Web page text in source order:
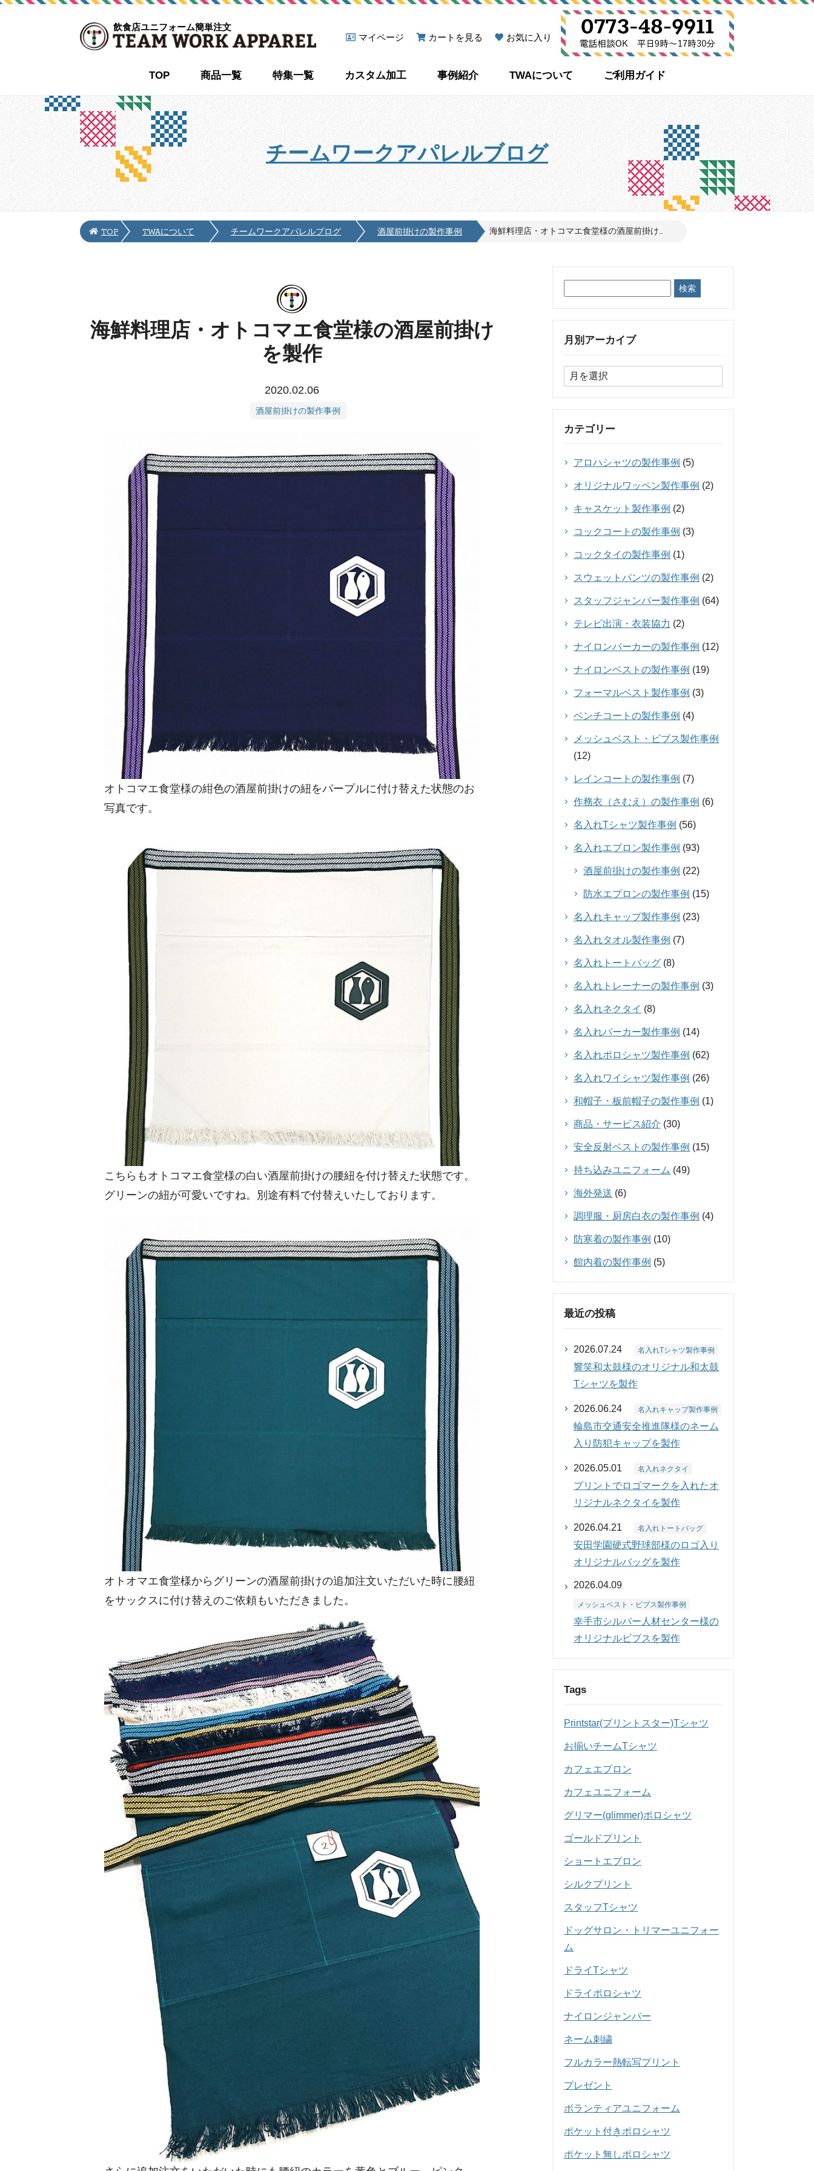
飲食店ユニフォーム簡単注文
マイページ
カートを見る お気に入り
TOP 商品一覧 特集一覧 カスタム加工 事例紹介 TWAについて ご利用ガイド
チームワークアパレルブログ
TOP TWAについて チームワークアパレルブログ 酒屋前掛けの製作事例 海鮮料理店・オトコマエ食堂様の酒屋前掛け...
海鮮料理店・オトコマエ食堂様の酒屋前掛け
を製作
2020.02.06
酒屋前掛けの製作事例
オトコマエ食堂様の紺色の酒屋前掛けの紐をパープルに付け替えた状態のお
写真です。
こちらもオトコマエ食堂様の白い酒屋前掛けの腰紐を付け替えた状態です。
グリーンの紐が可愛いですね。別途有料で付替えいたしております。
オトオマエ食堂様からグリーンの酒屋前掛けの追加注文いただいた時に腰紐
をサックスに付け替えのご依頼もいただきました。
月別アーカイブ
カテゴリー
アロハシャツの製作事例 (5)
オリジナルワッペン製作事例 (2)
キャスケット製作事例 (2)
コックコートの製作事例 (3)
コックタイの製作事例 (1)
スウェットパンツの製作事例 (2)
スタッフジャンパー製作事例 (64)
テレビ出演・衣装協力 (2)
ナイロンパーカーの製作事例 (12)
ナイロンベストの製作事例 (19)
フォーマルベスト製作事例 (3)
ベンチコートの製作事例 (4)
メッシュベスト・ビブス製作事例
(12)
レインコートの製作事例 (7)
作務衣（さむえ）の製作事例 (6)
名入れTシャツ製作事例 (56)
名入れエプロン製作事例 (93)
酒屋前掛けの製作事例 (22)
防水エプロンの製作事例 (15)
名入れキャップ製作事例 (23)
名入れタオル製作事例 (7)
名入れトートバッグ (8)
名入れトレーナーの製作事例 (3)
名入れネクタイ (8)
名入れパーカー製作事例 (14)
名入れポロシャツ製作事例 (62)
名入れワイシャツ製作事例 (26)
和帽子・板前帽子の製作事例 (1)
商品・サービス紹介 (30)
安全反射ベストの製作事例 (15)
持ち込みユニフォーム (49)
海外発送 (6)
調理服・厨房白衣の製作事例 (4)
防寒着の製作事例 (10)
館内着の製作事例 (5)
最近の投稿
2026.07.24 名入れTシャツ製作事例
響笑和太鼓様のオリジナル和太鼓
Tシャツを製作
2026.06.24 名入れキャップ製作事例
輪島市交通安全推進隊様のネーム
入り防犯キャップを製作
2026.05.01 名入れネクタイ
プリントでロゴマークを入れたオ
リジナルネクタイを製作
2026.04.21 名入れトートバッグ
安田学園硬式野球部様のロゴ入り
オリジナルバッグを製作
2026.04.09
メッシュベスト・ビブス製作事例
幸手市シルバー人材センター様の
オリジナルビブスを製作
Tags
Printstar(プリントスター)Tシャツ
お揃いチームTシャツ
カフェエプロン
カフェユニフォーム
グリマー(glimmer)ポロシャツ
ゴールドプリント
ショートエプロン
シルクプリント
スタッフTシャツ
ドッグサロン・トリマーユニフォー
ム
ドライTシャツ
ドライポロシャツ
ナイロンジャンパー
ネーム刺繍
フルカラー熱転写プリント
プレゼント
ボランティアユニフォーム
ポケット付きポロシャツ
ポケット無しポロシャツ